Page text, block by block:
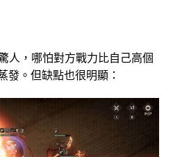
人，哪怕對方戰力比自己高個
發。但缺點也很明顯：